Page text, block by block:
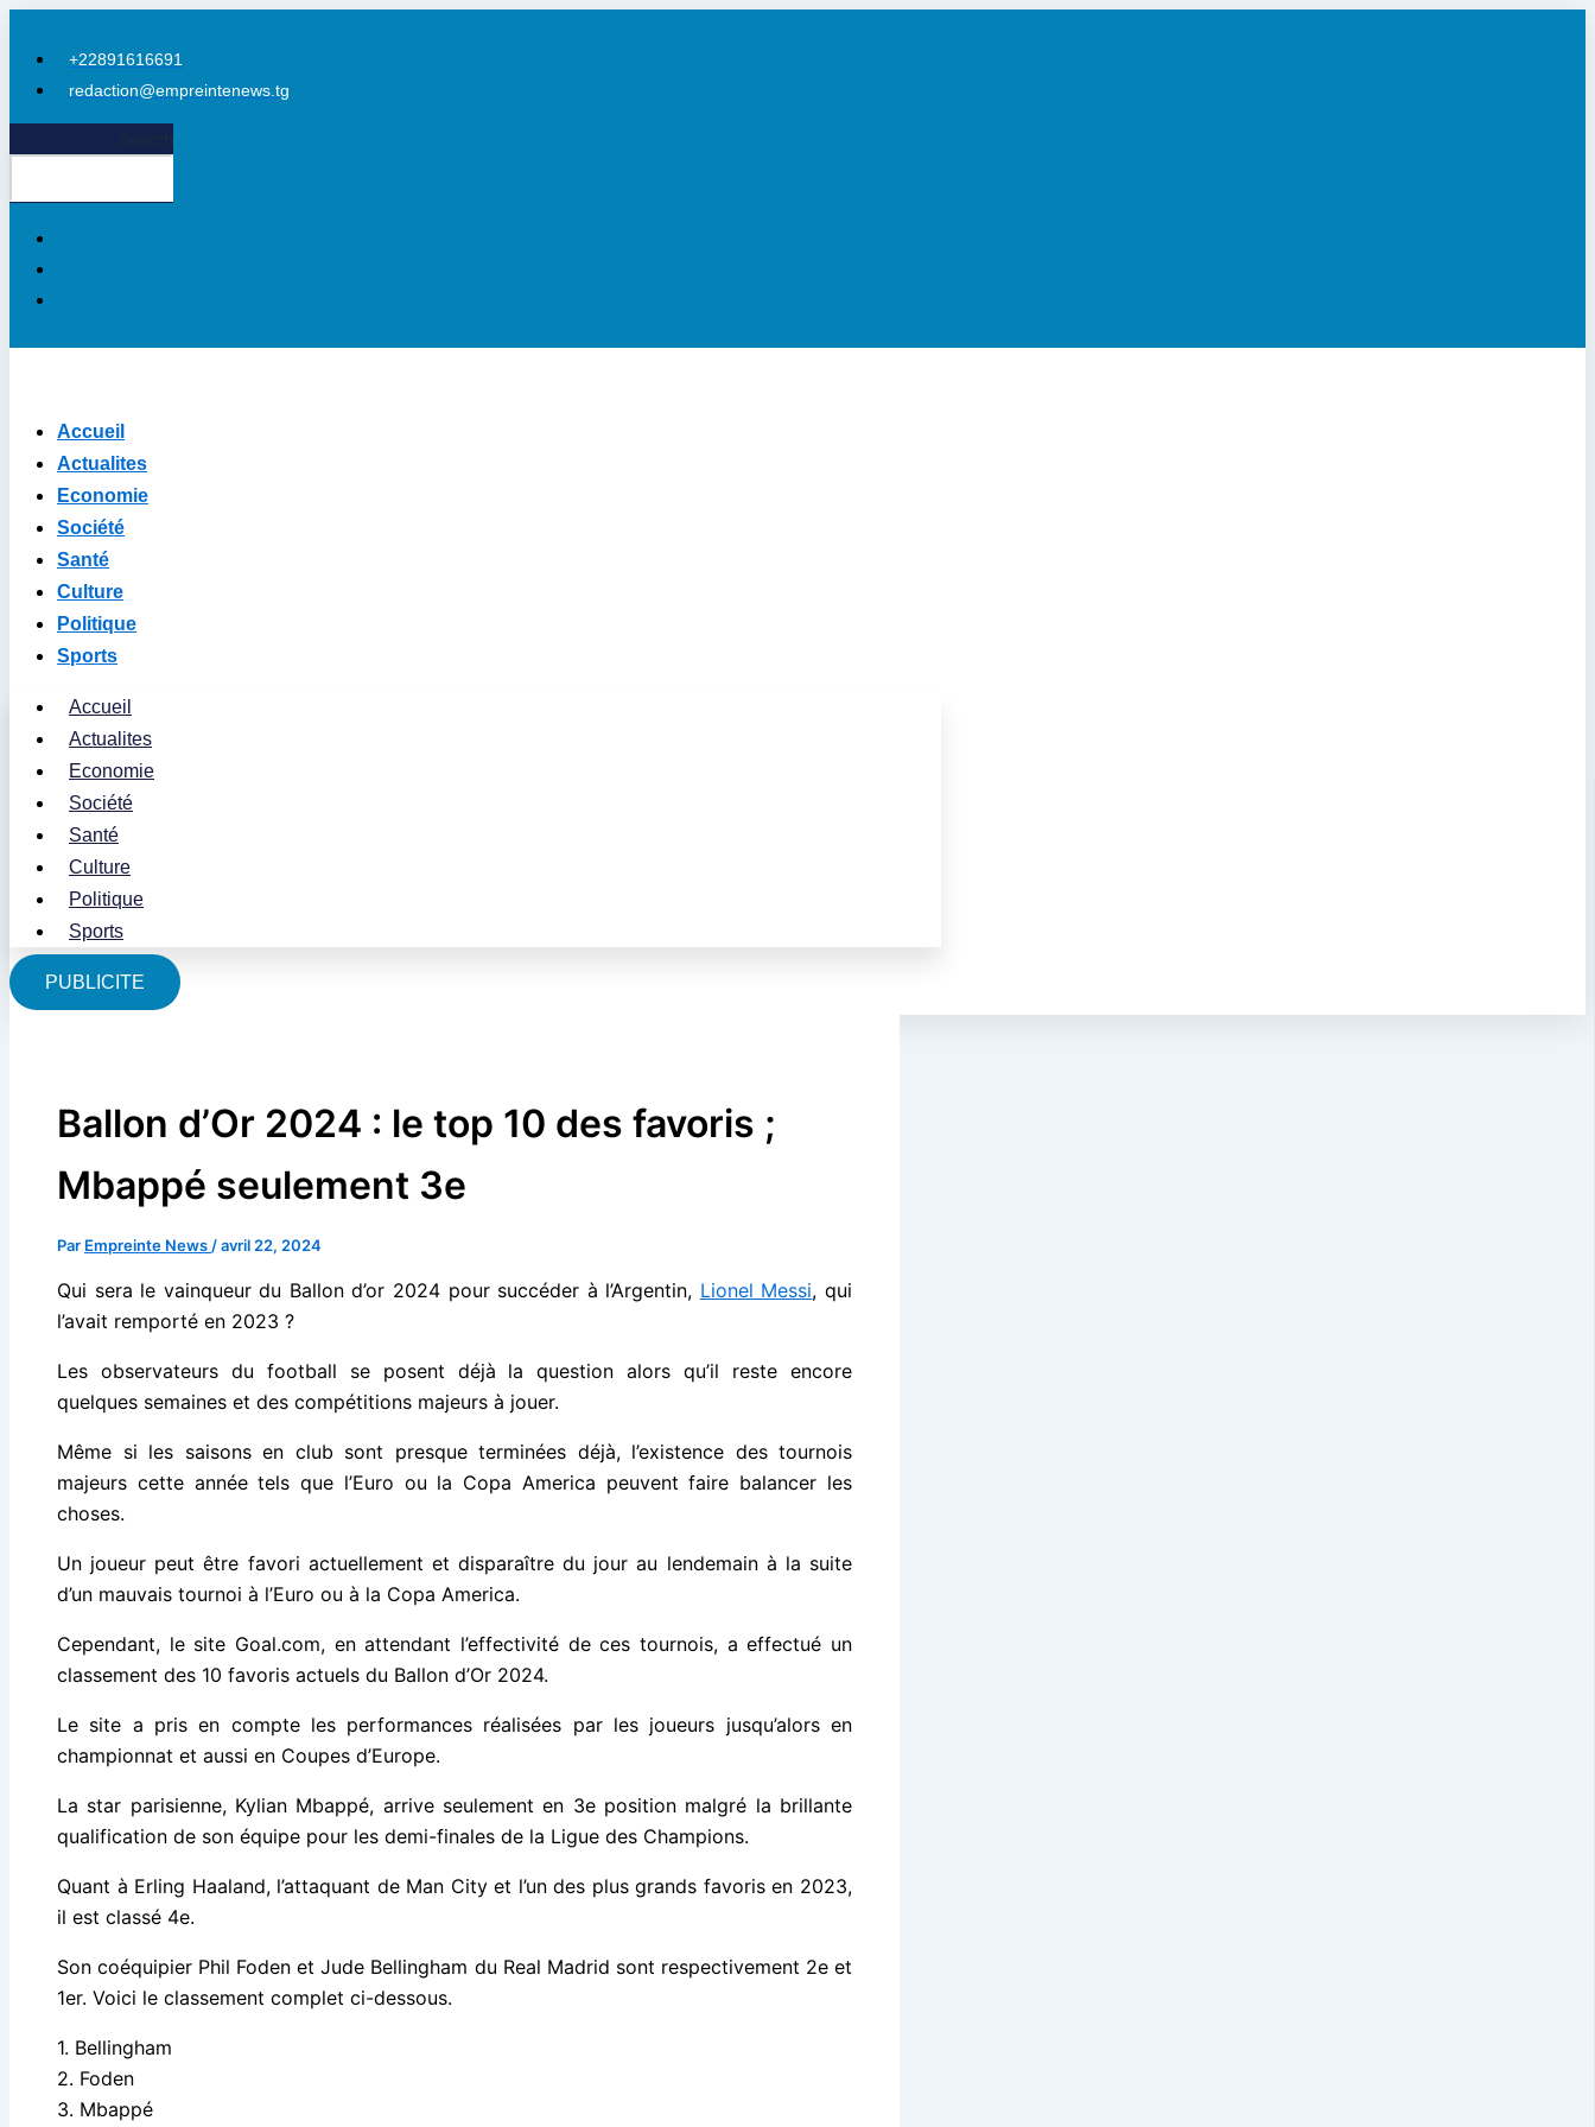
Aller
+22891616691
redaction@empreintenews.tg
Accueil
Actualites
Economie
Société
Santé
Culture
Politique
Sports
Accueil
Actualites
Economie
Société
Santé
Culture
Politique
Sports
PUBLICITE
Ballon d’Or 2024 : le top 10 des favoris ;
Mbappé seulement 3e
Par Empreinte News /avril 22, 2024
Qui sera le vainqueur du Ballon d’or 2024 pour succéder à l’Argentin, Lionel Messi, qui
l’avait remporté en 2023 ?
Les observateurs du football se posent déjà la question alors qu’il reste encore
quelques semaines et des compétitions majeurs à jouer.
Même si les saisons en club sont presque terminées déjà, l’existence des tournois
majeurs cette année tels que l’Euro ou la Copa America peuvent faire balancer les
choses.
Un joueur peut être favori actuellement et disparaître du jour au lendemain à la suite
d’un mauvais tournoi à l’Euro ou à la Copa America.
Cependant, le site Goal.com, en attendant l’effectivité de ces tournois, a effectué un
classement des 10 favoris actuels du Ballon d’Or 2024.
Le site a pris en compte les performances réalisées par les joueurs jusqu’alors en
championnat et aussi en Coupes d’Europe.
La star parisienne, Kylian Mbappé, arrive seulement en 3e position malgré la brillante
qualification de son équipe pour les demi-finales de la Ligue des Champions.
Quant à Erling Haaland, l’attaquant de Man City et l’un des plus grands favoris en 2023,
il est classé 4e.
Son coéquipier Phil Foden et Jude Bellingham du Real Madrid sont respectivement 2e et
1er. Voici le classement complet ci-dessous.
1. Bellingham
2. Foden
3. Mbappé